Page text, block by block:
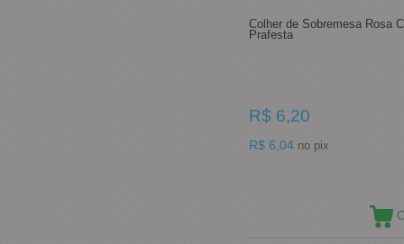
Colher de Sobremesa Rosa
Prafesta
R$ 6,20
R$ 6,04 no pix